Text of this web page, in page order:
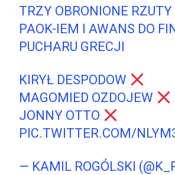
TRZY OBRONIONE
PAOK-IEM I AWANS DO
PUCHARU GRECJI
KIRYŁ DESPODOW
MAGOMIED OZDOJEW
JONNY OTTO
PIC.TWITTER.COM/
— KAMIL ROGÓLSKI